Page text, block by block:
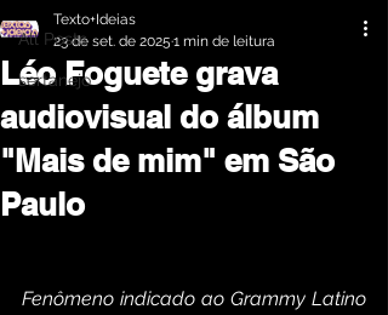
All Posts
sertanejo
Léo Foguete grava
audiovisual do álbum
"Mais de mim" em São
Paulo
Texto+Ideias
23 de set. de 2025 1 min de leitura
Fenômeno indicado ao Grammy Latino